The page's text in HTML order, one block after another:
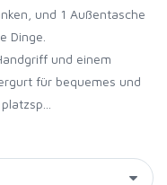
und 1 Außentasche
Dinge.
und einem
für bequemes und